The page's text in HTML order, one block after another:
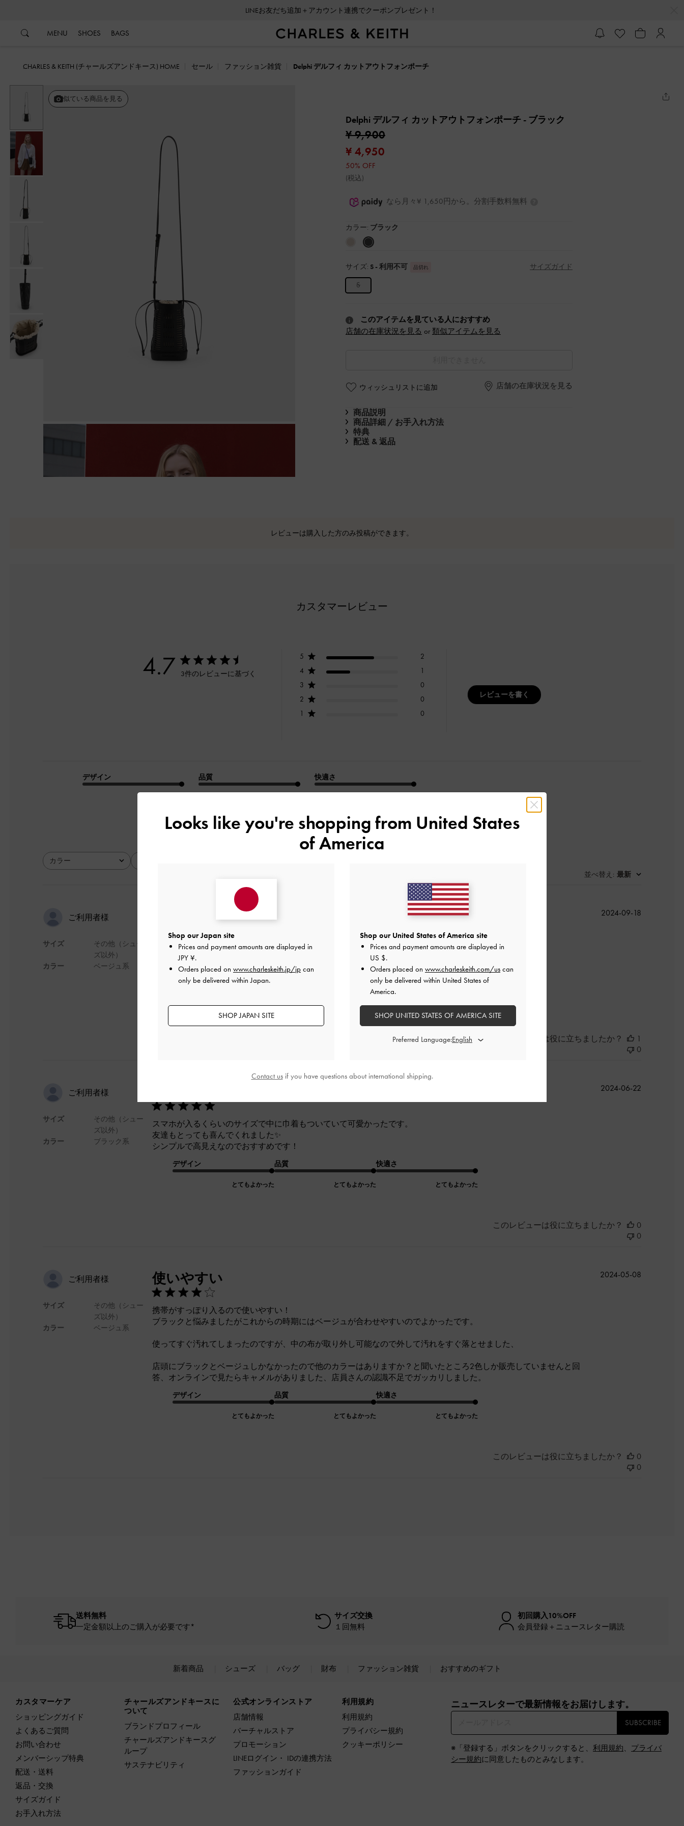
LINEお友だち追加＋アカウント連携でクーポンプレゼント！
MENU SHOES BAGS
CHARLES & KEITH (チャールズアンドキース) HOME セール ファッション雑貨 Delphi デルフィ カットアウトフォンポーチ
似ている商品を見る
Delphi デルフィ カットアウトフォンポーチ - ブラック
¥ 9,900
¥ 4,950
50% OFF
(税込)
なら月々¥ 1,650円から。分割手数料無料
カラー: ブラック
サイズ: S - 利用不可 品切れ サイズガイド
S
このアイテムを見ている人におすすめ
店舗の在庫状況を見る or 類似アイテムを見る
ウィッシュリストに追加 店舗の在庫状況を見る
商品説明
商品詳細 / お手入れ方法
特典
配送 & 返品
レビューは購入した方のみ投稿ができます。
カスタマーレビュー
4.7 3件のレビューに基づく
5
2
4
1
3
0
2
0
1
0
レビューを書く
デザイン 品質 快適さ
カラー
全て
並べ替え : 最新
ご利用者様
サイズ
カラー
その他（シュー
ズ以外）
ベージュ系
ちょっとしたお出かけにピッタリ
ミニ財布、鍵、リップ、携帯が入って荷物少ない私にはすごくピッタリです！♡
色味もクリーム色ですごく可愛くカジュアルな服装に合わせやすいです
デザイン 快適さ
公
2024-09-18
このレビューは役に立ちましたか？
1
0
ご利用者様
サイズ
カラー
その他（シュー
ズ以外）
ブラック系
スマホが入るくらいのサイズで中に巾着もついていて可愛かったです。
友達もとっても喜んでくれました✨️
シンプルで高見えなのでおすすめです！
デザイン
とてもよかった
品質
とてもよかった
快適さ
とてもよかった
公
2024-06-22
このレビューは役に立ちましたか？
0
0
ご利用者様
サイズ
カラー
その他（シュー
ズ以外）
ベージュ系
使いやすい
携帯がすっぽり入るので使いやすい！
ブラックと悩みましたがこれからの時期にはベージュが合わせやすいのでよかったです。
使ってすぐ汚れてしまったのですが、中の布が取り外し可能なので外して汚れをすぐ落とせました、
店頭にブラックとベージュしかなかったので他のカラーはありますか？と聞いたところ2色しか販売していませんと回
答、オンラインで見たらキャメルがありました、店員さんの認識不足でガッカリしました。
デザイン
とてもよかった
品質
とてもよかった
快適さ
とてもよかった
公
2024-05-08
このレビューは役に立ちましたか？
0
0
送料無料
一定金額以上のご購入が必要です*
サイズ交換
１回無料
初回購入10%OFF
会員登録＋ニュースレター購読
新着商品 シューズ バッグ 財布 ファッション雑貨 おすすめのギフト
カスタマーケア
ショッピングガイド
よくあるご質問
お問い合わせ
メンバーシップ特典
配送・送料
返品・交換
サイズガイド
お手入れ方法
チャールズアンドキースに
ついて
ブランドプロフィール
チャールズアンドキースグ
ループ
サステナビリティ
公式オンラインストア
店舗情報
バーチャルストア
プロモーション
LINEログイン・ IDの連携方法
ファッションガイド
利用規約
利用規約
プライバシー規約
クッキーポリシー
ニュースレターで最新情報をお届けします。​
SUBSCRIBE
※「登録する」ボタンをクリックすると、 利用規約、 プライバ
シー規約に同意したものとみなします。
Looks like you're shopping from United States
of America
Shop our Japan site
Prices and payment amounts are displayed in
JPY ¥.
Orders placed on www.charleskeith.jp/jp can
only be delivered within Japan.
SHOP JAPAN SITE
Shop our United States of America site
Prices and payment amounts are displayed in
US $.
Orders placed on www.charleskeith.com/us can
only be delivered within United States of
America.
SHOP UNITED STATES OF AMERICA SITE
Preferred Language:
Contact usif you have questions about international shipping.